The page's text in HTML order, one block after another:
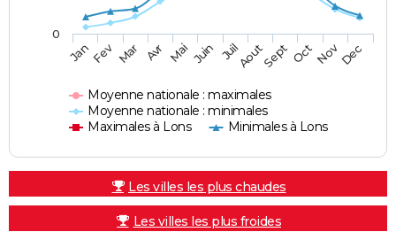
Moyenne nationale : maximales
Moyenne nationale : minimales
Maximales à Lons
Minimales à Lons
JanFev Mar Avr Mai Juin JuilAoutSept OctNovDec
0
Les villes les plus chaudes
Les villes les plus froides